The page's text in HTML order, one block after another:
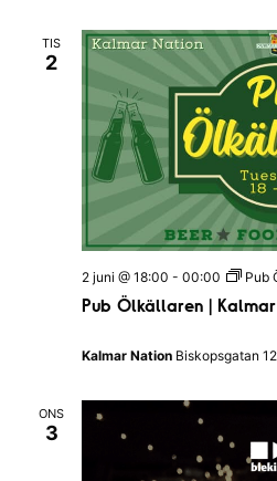
p
b
e
K
a
l
m
a
r
N
t
o
TIS
2
Pub Ölkällaren |
2 juni @ 18:00 - 00:00 Pub
Kalmar Nation Biskopsgatan
ONS
3